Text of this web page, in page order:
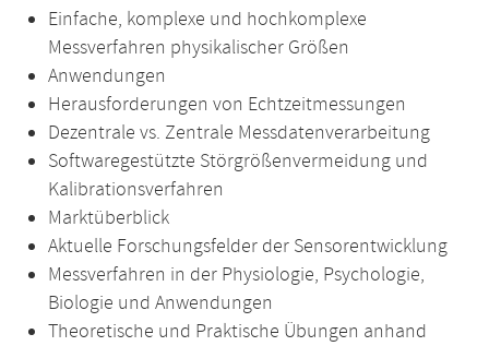
Einfache, komplexe und hochkomplexe
Messverfahren physikalischer Größen
Anwendungen
Herausforderungen von Echtzeitmessungen
Dezentrale vs. Zentrale Messdatenverarbeitung
Softwaregestützte Störgrößenvermeidung und
Kalibrationsverfahren
Marktüberblick
Aktuelle Forschungsfelder der Sensorentwicklung
Messverfahren in der Physiologie, Psychologie,
Biologie und Anwendungen
Theoretische und Praktische Übungen anhand